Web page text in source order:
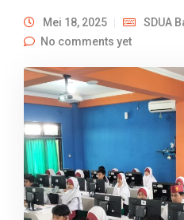
Mei 18, 2025 SDUA
No comments yet